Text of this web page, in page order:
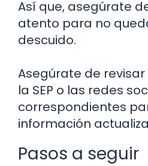
Así que, asegúrate
atento para no
descuido.
Asegúrate de
la SEP o las redes
correspondientes
información
Pasos a seguir